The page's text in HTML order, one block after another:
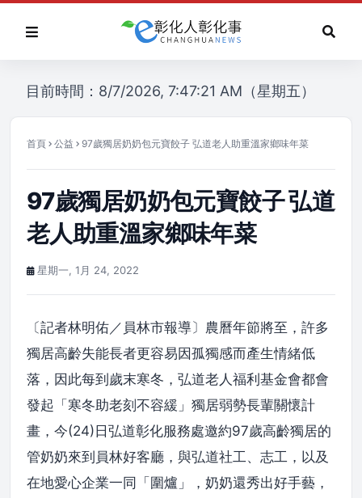
目前時間：8/7/2026, 7:47:21 AM（星期五）
首頁 公益 97歲獨居奶奶包元寶餃子 弘道老人助重溫家鄉味年菜
97歲獨居奶奶包元寶餃子 弘道
老人助重溫家鄉味年菜
星期一, 1月 24, 2022
〔記者林明佑／員林市報導〕農曆年節將至，許多
獨居高齡失能長者更容易因孤獨感而產生情緒低
落，因此每到歲末寒冬，弘道老人福利基金會都會
發起「寒冬助老刻不容緩」獨居弱勢長輩關懷計
畫，今(24)日弘道彰化服務處邀約97歲高齡獨居的
管奶奶來到員林好客廳，與弘道社工、志工，以及
在地愛心企業一同「圍爐」，奶奶還秀出好手藝，